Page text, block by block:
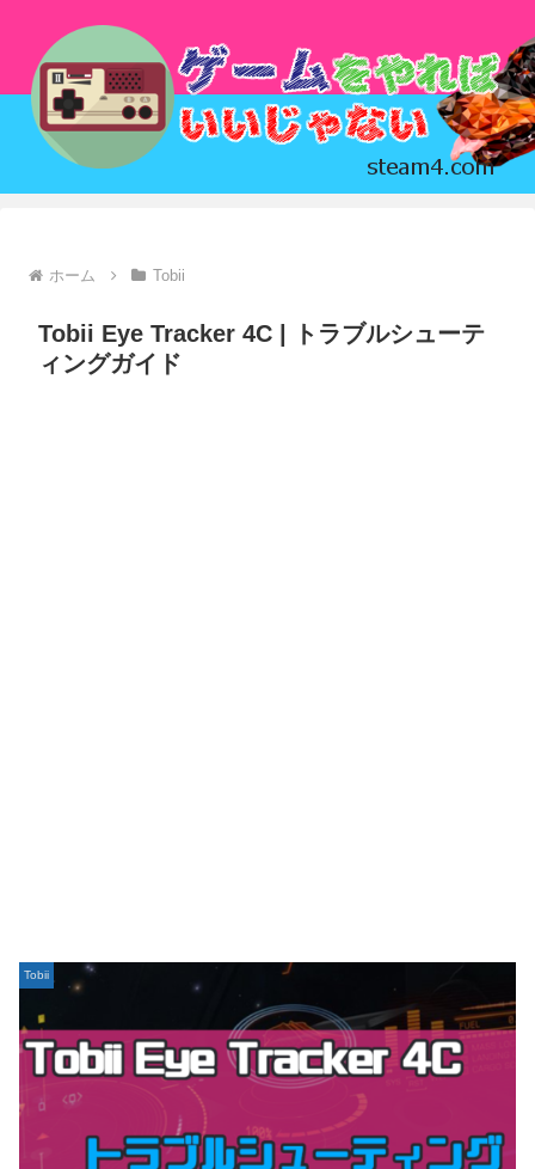
ホーム Tobii
Tobii Eye Tracker 4C | トラブルシューテ
ィングガイド
Tobii